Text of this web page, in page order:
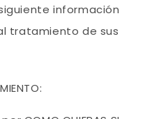
información
tratamiento de sus